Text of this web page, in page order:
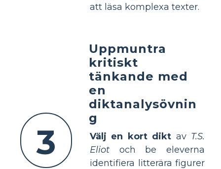
att läsa komplexa texter.
3
Uppmuntra
kritiskt
tänkande med
en
diktanalysövnin
g
Välj en kort dikt av T.S.
Eliot och be eleverna
identifiera litterära figurer